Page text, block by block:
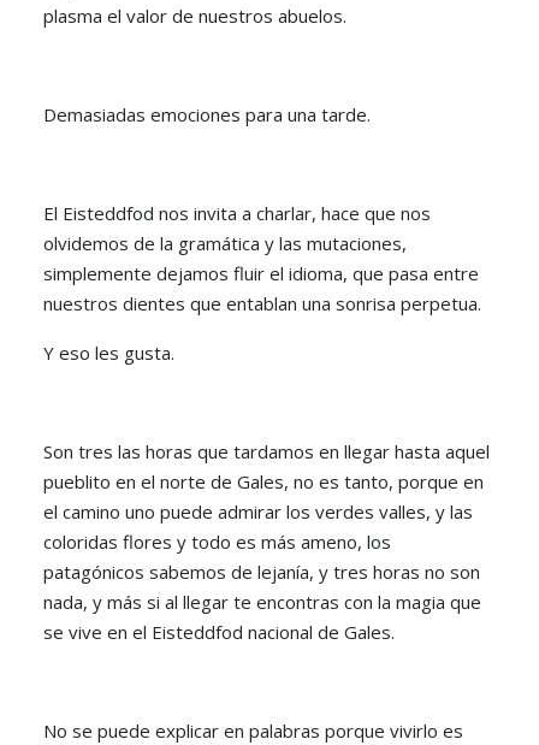
plasma el valor de nuestros abuelos.
Demasiadas emociones para una tarde.
El Eisteddfod nos invita a charlar, hace que nos
olvidemos de la gramática y las mutaciones,
simplemente dejamos fluir el idioma, que pasa entre
nuestros dientes que entablan una sonrisa perpetua.
Y eso les gusta.
Son tres las horas que tardamos en llegar hasta aquel
pueblito en el norte de Gales, no es tanto, porque en
el camino uno puede admirar los verdes valles, y las
coloridas flores y todo es más ameno, los
patagónicos sabemos de lejanía, y tres horas no son
nada, y más si al llegar te encontras con la magia que
se vive en el Eisteddfod nacional de Gales.
No se puede explicar en palabras porque vivirlo es